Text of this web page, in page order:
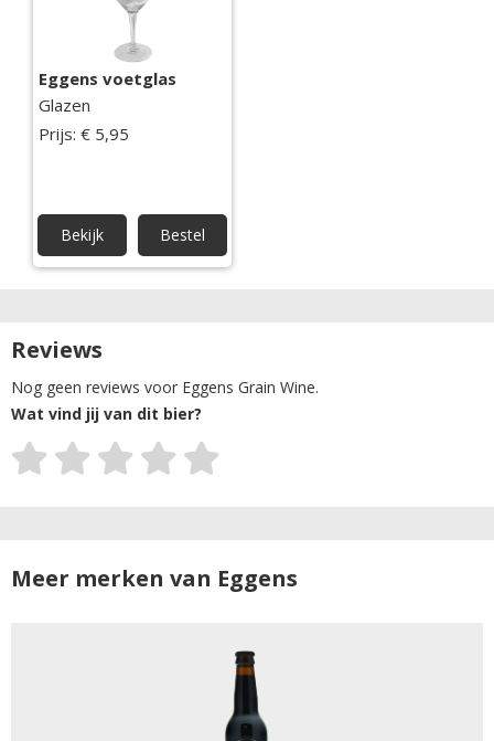
Eggens voetglas
Glazen
Prijs: € 5,95
Bekijk Bestel
Reviews
Nog geen reviews voor Eggens Grain Wine.
Wat vind jij van dit bier?
Meer merken van Eggens